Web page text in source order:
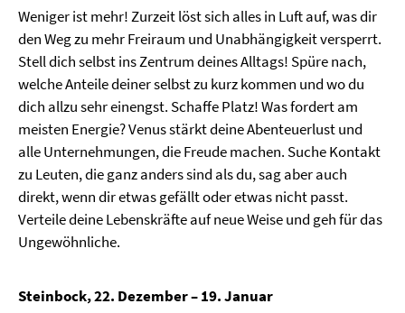
Weniger ist mehr! Zurzeit löst sich alles in Luft auf, was dir
den Weg zu mehr Freiraum und Unabhängigkeit versperrt.
Stell dich selbst ins Zentrum deines Alltags! Spüre nach,
welche Anteile deiner selbst zu kurz kommen und wo du
dich allzu sehr einengst. Schaffe Platz! Was fordert am
meisten Energie? Venus stärkt deine Abenteuerlust und
alle Unternehmungen, die Freude machen. Suche Kontakt
zu Leuten, die ganz anders sind als du, sag aber auch
direkt, wenn dir etwas gefällt oder etwas nicht passt.
Verteile deine Lebenskräfte auf neue Weise und geh für das
Ungewöhnliche.
Steinbock, 22. Dezember – 19. Januar